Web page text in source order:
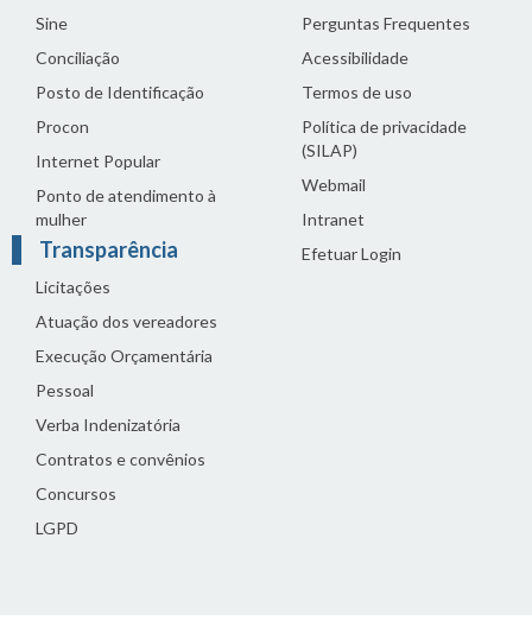
Sine
Conciliação
Posto de Identificação
Procon
Internet Popular
Ponto de atendimento à
mulher
Transparência
Licitações
Atuação dos vereadores
Execução Orçamentária
Pessoal
Verba Indenizatória
Contratos e convênios
Concursos
LGPD
Perguntas Frequentes
Acessibilidade
Termos de uso
Política de privacidade
(SILAP)
Webmail
Intranet
Efetuar Login